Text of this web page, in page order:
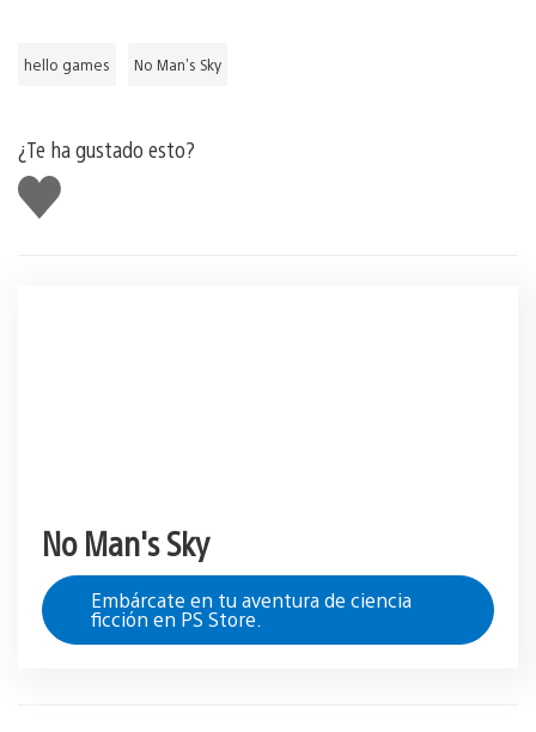
hello games No Man's Sky
¿Te ha gustado esto?
Me
gusta
esto
No Man's Sky
Embárcate en tu aventura de ciencia
ficción en PS Store.